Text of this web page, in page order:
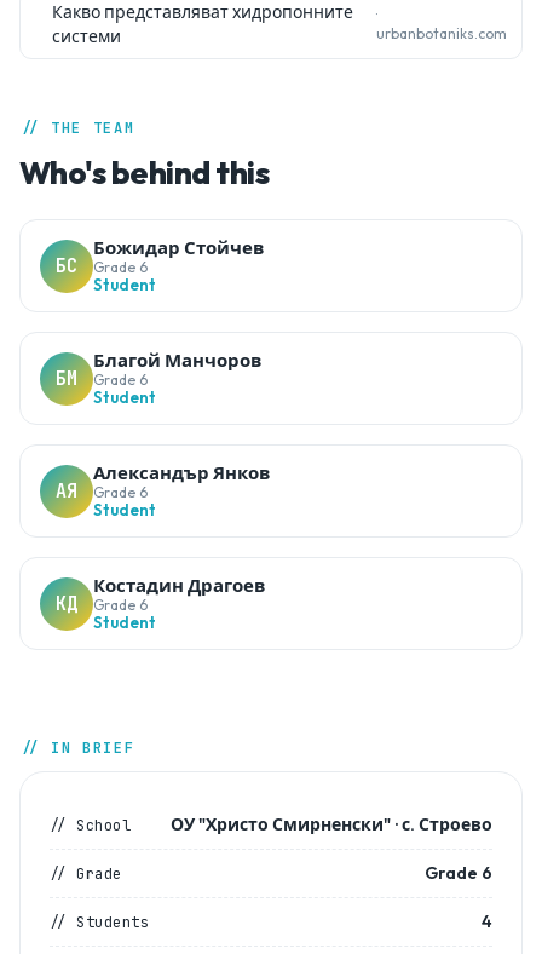
Какво представляват хидропонните
системи
·
urbanbotaniks.com
// THE TEAM
Who's behind this
БС
Божидар Стойчев
Grade 6
Student
БМ
Благой Манчоров
Grade 6
Student
АЯ
Александър Янков
Grade 6
Student
КД
Костадин Драгоев
Grade 6
Student
// IN BRIEF
// School ОУ "Христо Смирненски" · с. Строево
// Grade Grade 6
// Students 4